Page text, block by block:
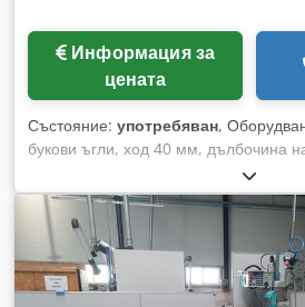
Информация за
цената
Състояние: употребяван,
букови ъгли, ход 40 мм, дълбочина